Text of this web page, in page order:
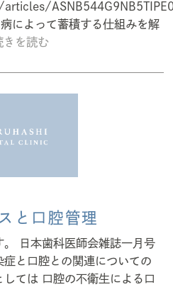
によって蓄積する仕組みを解
きを読む
と口腔管理
日本歯科医師会雑誌一月号
と口腔との関連についての
ては 口腔の不衛生による口